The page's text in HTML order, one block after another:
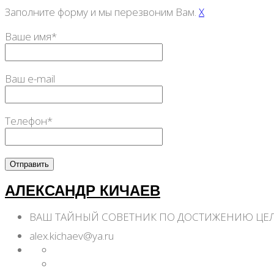
Заполните форму и мы перезвоним Вам. X
Ваше имя*
Ваш e-mail
Телефон*
АЛЕКСАНДР КИЧАЕВ
ВАШ ТАЙНЫЙ СОВЕТНИК ПО ДОСТИЖЕНИЮ
alex.kichaev@ya.ru